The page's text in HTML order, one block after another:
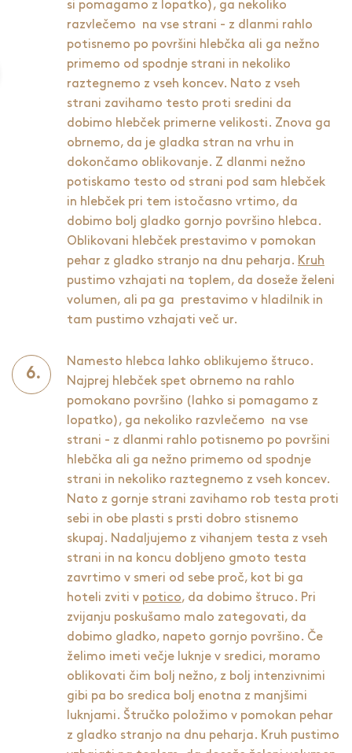
si pomagamo z lopatko), ga nekoliko
razvlečemo na vse strani - z dlanmi rahlo
potisnemo po površini hlebčka ali ga nežno
primemo od spodnje strani in nekoliko
raztegnemo z vseh koncev. Nato z vseh
strani zavihamo testo proti sredini da
dobimo hlebček primerne velikosti. Znova ga
obrnemo, da je gladka stran na vrhu in
dokončamo oblikovanje. Z dlanmi nežno
potiskamo testo od strani pod sam hlebček
in hlebček pri tem istočasno vrtimo, da
dobimo bolj gladko gornjo površino hlebca.
Oblikovani hlebček prestavimo v pomokan
pehar z gladko stranjo na dnu peharja. Kruh
pustimo vzhajati na toplem, da doseže želeni
volumen, ali pa ga prestavimo v hladilnik in
tam pustimo vzhajati več ur.
Namesto hlebca lahko oblikujemo štruco.
Najprej hlebček spet obrnemo na rahlo
pomokano površino (lahko si pomagamo z
lopatko), ga nekoliko razvlečemo na vse
strani - z dlanmi rahlo potisnemo po površini
hlebčka ali ga nežno primemo od spodnje
strani in nekoliko raztegnemo z vseh koncev.
Nato z gornje strani zavihamo rob testa proti
sebi in obe plasti s prsti dobro stisnemo
skupaj. Nadaljujemo z vihanjem testa z vseh
strani in na koncu dobljeno gmoto testa
zavrtimo v smeri od sebe proč, kot bi ga
hoteli zviti v potico, da dobimo štruco. Pri
zvijanju poskušamo malo zategovati, da
dobimo gladko, napeto gornjo površino. Če
želimo imeti večje luknje v sredici, moramo
oblikovati čim bolj nežno, z bolj intenzivnimi
gibi pa bo sredica bolj enotna z manjšimi
luknjami. Štručko položimo v pomokan pehar
z gladko stranjo na dnu peharja. Kruh pustimo